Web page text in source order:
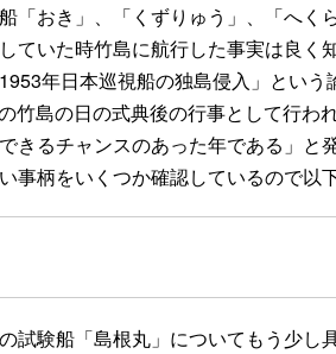
「おき」、「くずりゅう」、「へ
ていた時竹島に航行した事実は良
年日本巡視船の独島侵入」とい
竹島の日の式典後の行事として行
きるチャンスのあった年である」
事柄をいくつか確認しているので以
試験船「島根丸」についてもう少し